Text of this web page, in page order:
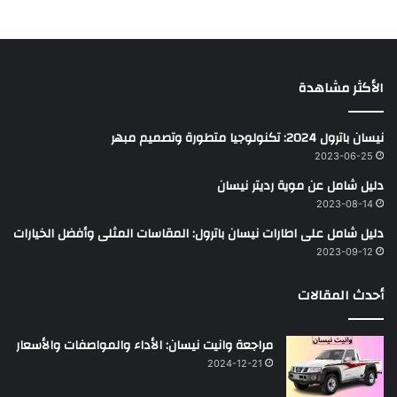
الأكثر مشاهدة
نيسان باترول 2024: تكنولوجيا متطورة وتصميم مبهر
2023-06-25
دليل شامل عن موية رديتر نيسان
2023-08-14
دليل شامل على اطارات نيسان باترول: المقاسات المثلى وأفضل الخيارات
2023-09-12
أحدث المقالات
مراجعة وانيت نيسان: الأداء والمواصفات والأسعار
2024-12-21